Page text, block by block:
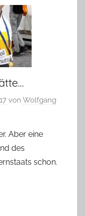
von Wolfgang
Aber eine
des
schon.